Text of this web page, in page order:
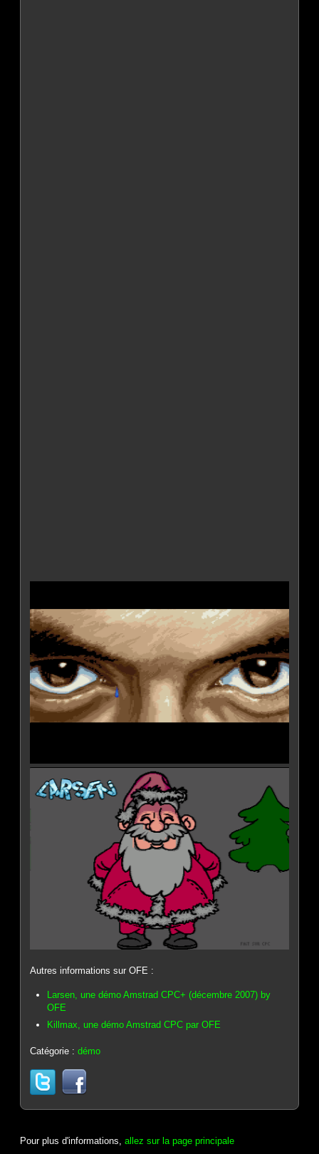
Autres informations sur OFE :
Larsen, une démo Amstrad CPC+ (décembre 2007) by
OFE
Killmax, une démo Amstrad CPC par OFE
Catégorie :démo
Pour plus d'informations,allez sur la page principale